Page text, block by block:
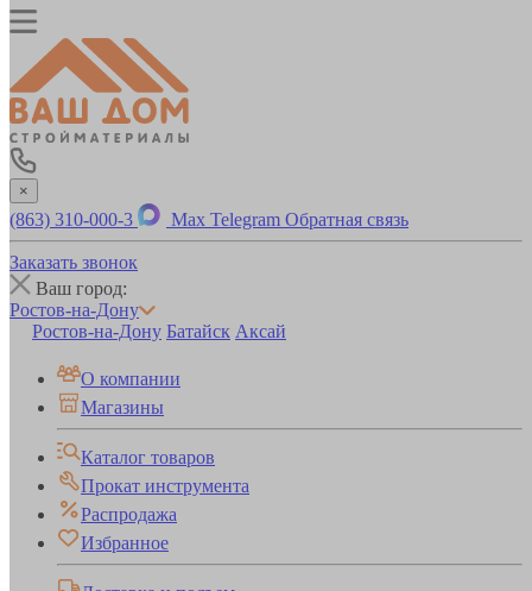
×
(863) 310-000-3 Max Telegram Обратная связь
Заказать звонок
Ваш город:
Ростов-на-Дону
Ростов-на-Дону Батайск Аксай
О компании
Магазины
Каталог товаров
Прокат инструмента
Распродажа
Избранное